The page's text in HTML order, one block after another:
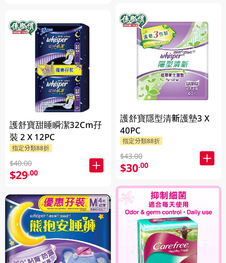
護舒寶甜睡瞬潔32Cm孖
裝 2 X 12PC
指定分類88折
$40.00
$29.00
護舒寶隱型清新護墊3 X
40PC
指定分類88折
$43.00
$30.00